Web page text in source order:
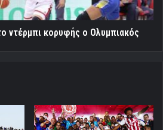
ντέρμπι κορυφής ο Ολυμπιακός